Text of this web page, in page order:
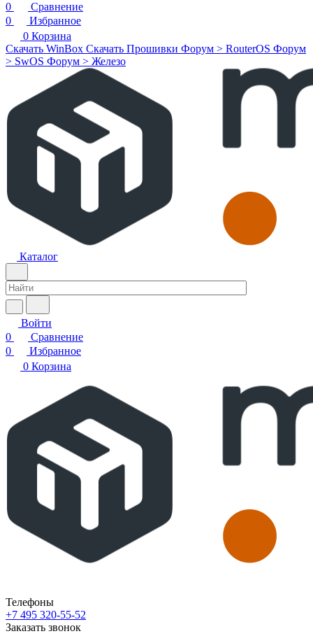
0
Сравнение
0
Избранное
0 Корзина
Скачать WinBox Скачать Прошивки Форум > RouterOS Форум
> SwOS Форум > Железо
Каталог
Войти
0
Сравнение
0
Избранное
0 Корзина
Телефоны
+7 495 320-55-52
Заказать звонок